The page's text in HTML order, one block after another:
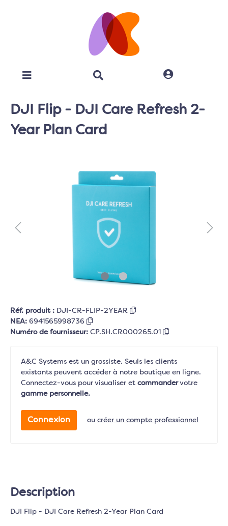
DJI Flip - DJI Care Refresh 2-
Year Plan Card
Réf. produit : DJI-CR-FLIP-2YEAR
NEA: 6941565998736
Numéro de fournisseur: CP.SH.CR000265.01
A&C Systems est un grossiste. Seuls les clients
existants peuvent accéder à notre boutique en ligne.
Connectez-vous pour visualiser et commandervotre
gamme personnelle.
Connexion ou créer un compte professionnel
Description
DJI Flip - DJI Care Refresh 2-Year Plan Card